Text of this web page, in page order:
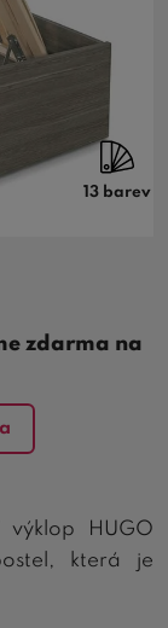
výklop HUGO
která je
13 barev
zdarma na